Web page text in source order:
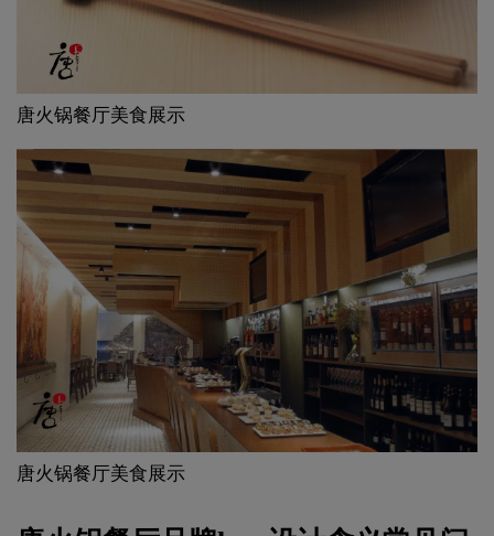
唐火锅餐厅美食展示
唐火锅餐厅美食展示